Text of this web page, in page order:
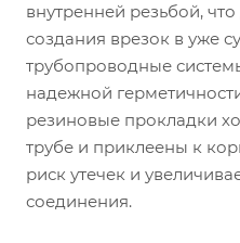
внутренней резьбой,
создания врезок в уже
трубопроводные
надежной
резиновые прокладки
трубе и приклеены к
риск утечек и
соединения.